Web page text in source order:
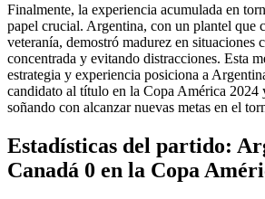
Finalmente, la experiencia acumulada en
papel crucial. Argentina, con un plantel que
veteranía, demostró madurez en situaciones
concentrada y evitando distracciones. Esta
estrategia y experiencia posiciona a
candidato al título en la Copa América 2024
soñando con alcanzar nuevas metas en el
Estadísticas del partido:
Canadá 0 en la Copa